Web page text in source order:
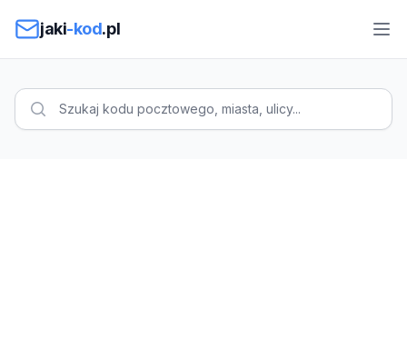
jaki-kod.pl